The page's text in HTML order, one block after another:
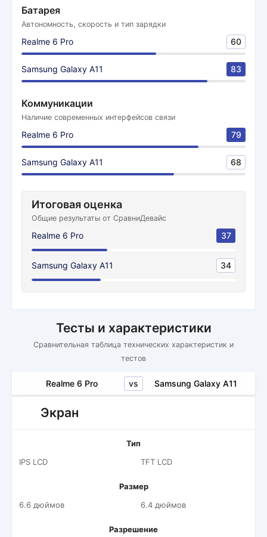
Батарея
Автономность, скорость и тип зарядки
Realme 6 Pro 60
Samsung Galaxy A11 83
Коммуникации
Наличие современных интерфейсов связи
Realme 6 Pro 79
Samsung Galaxy A11 68
Итоговая оценка
Общие результаты от СравниДевайс
Realme 6 Pro 37
Samsung Galaxy A11 34
Тесты и характеристики
Сравнительная таблица технических характеристик и
тестов
Realme 6 Pro vs Samsung Galaxy A11
Экран
Тип
IPS LCD
TFT LCD
Размер
6.6 дюймов
6.4 дюймов
Разрешение